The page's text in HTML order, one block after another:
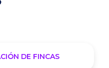
DE FINCAS